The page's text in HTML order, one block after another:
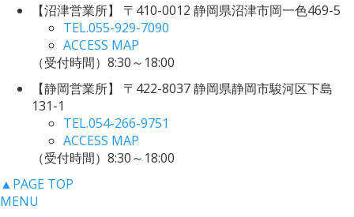
【沼津営業所】
〒410-0012 静岡県沼津市岡一色469-5
TEL.055-929-7090
ACCESS MAP
（受付時間）8:30～18:00
【静岡営業所】
〒422-8037 静岡県静岡市駿河区下島
131-1
TEL.054-266-9751
ACCESS MAP
（受付時間）8:30～18:00
▲PAGE TOP
MENU